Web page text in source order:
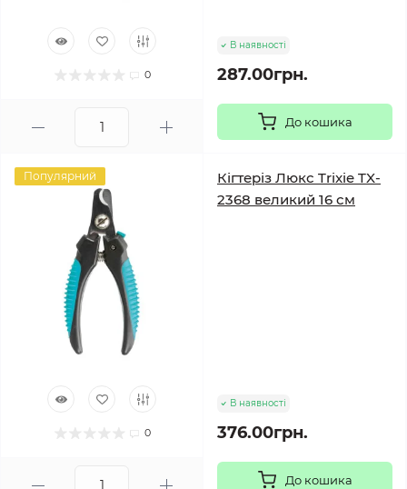
0
В наявності
287.00грн.
До кошика
Популярний
0
Кігтеріз Люкс Trixie TX-
2368 великий 16 см
В наявності
376.00грн.
До кошика